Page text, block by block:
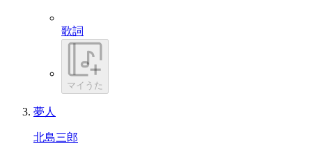
歌詞
マイうた
夢人
北島三郎